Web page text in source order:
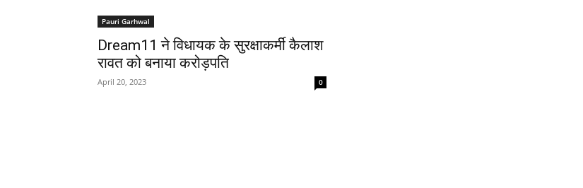
Pauri Garhwal
Dream11 ने विधायक के सुरक्षाकर्मी कैलाश
रावत को बनाया करोड़पति
April 20, 2023 0